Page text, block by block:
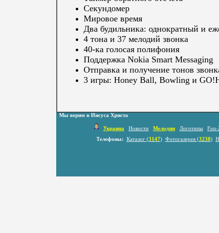
Секундомер
Мировое время
Два будильника: однократный и
4 тона и 37 мелодий звонка
40-ка голосая полифония
Поддержка Nokia Smart Messaging
Отправка и получение тонов
3 игры: Honey Ball, Bowling и
Мы верим в Иисуса Христа
Украина Новости Мелодии Логотипы
Fun-
Телефоны:
Каталог (3147) Фотогалерея (3238)